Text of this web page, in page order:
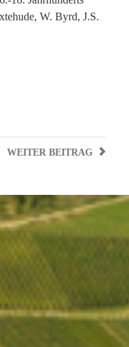
W. Byrd, J.S.
WEITER BEITRAG